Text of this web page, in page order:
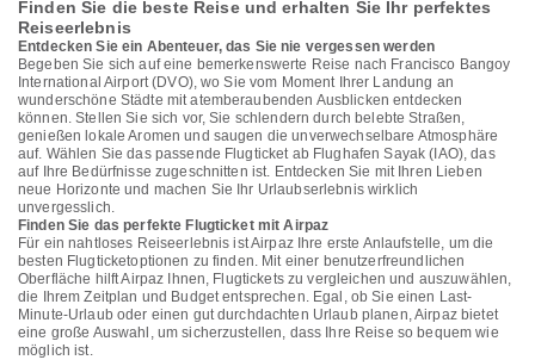
Finden Sie die beste Reise und erhalten Sie Ihr perfektes
Reiseerlebnis
Entdecken Sie ein Abenteuer, das Sie nie vergessen werden
Begeben Sie sich auf eine bemerkenswerte Reise nach Francisco Bangoy
International Airport (DVO), wo Sie vom Moment Ihrer Landung an
wunderschöne Städte mit atemberaubenden Ausblicken entdecken
können. Stellen Sie sich vor, Sie schlendern durch belebte Straßen,
genießen lokale Aromen und saugen die unverwechselbare Atmosphäre
auf. Wählen Sie das passende Flugticket ab Flughafen Sayak (IAO), das
auf Ihre Bedürfnisse zugeschnitten ist. Entdecken Sie mit Ihren Lieben
neue Horizonte und machen Sie Ihr Urlaubserlebnis wirklich
unvergesslich.
Finden Sie das perfekte Flugticket mit Airpaz
Für ein nahtloses Reiseerlebnis ist Airpaz Ihre erste Anlaufstelle, um die
besten Flugticketoptionen zu finden. Mit einer benutzerfreundlichen
Oberfläche hilft Airpaz Ihnen, Flugtickets zu vergleichen und auszuwählen,
die Ihrem Zeitplan und Budget entsprechen. Egal, ob Sie einen Last-
Minute-Urlaub oder einen gut durchdachten Urlaub planen, Airpaz bietet
eine große Auswahl, um sicherzustellen, dass Ihre Reise so bequem wie
möglich ist.